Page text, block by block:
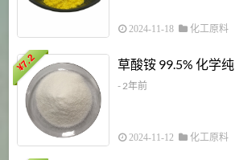
2024-11-18 化工原料
¥
7.2 草酸铵 99.5% 化学纯
- 2年前
2024-11-12 化工原料